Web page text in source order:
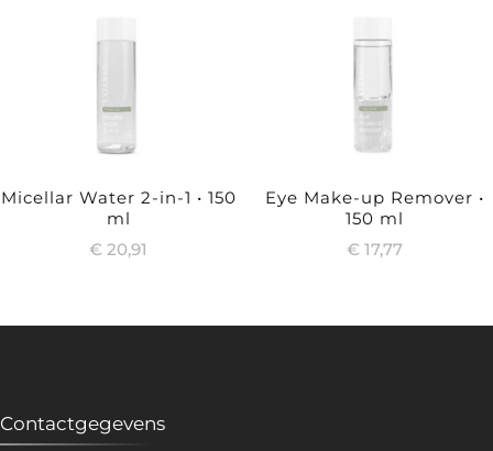
Micellar Water 2-in-1 • 150
ml
€ 20,91
Eye Make-up Remover •
150 ml
€ 17,77
Contactgegevens